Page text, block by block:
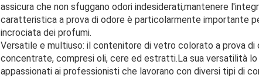
assicura che non sfuggano odori indesiderati,mantenere
caratteristica a prova di odore è particolarmente importante
incrociata dei profumi.
Versatile e multiuso: il contenitore di vetro colorato a prova
concentrate, compresi oli, cere ed estratti.La sua versatilità
appassionati ai professionisti che lavorano con diversi tipi di